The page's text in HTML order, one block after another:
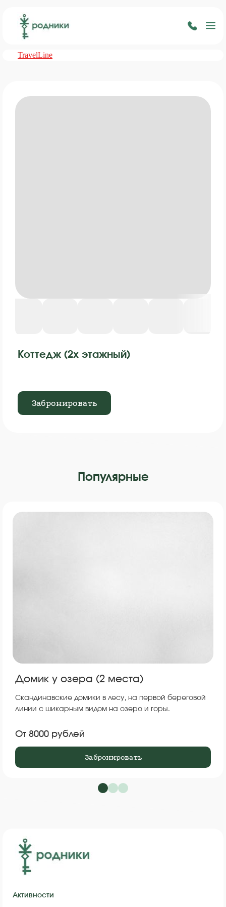
TravelLine
Коттедж (2х этажный)
Забронировать
Популярные
Домик у озера (2 места)
Скандинавские домики в лесу, на первой береговой
линии с шикарным видом на озеро и горы.
От 8000 рублей
Забронировать
Активности